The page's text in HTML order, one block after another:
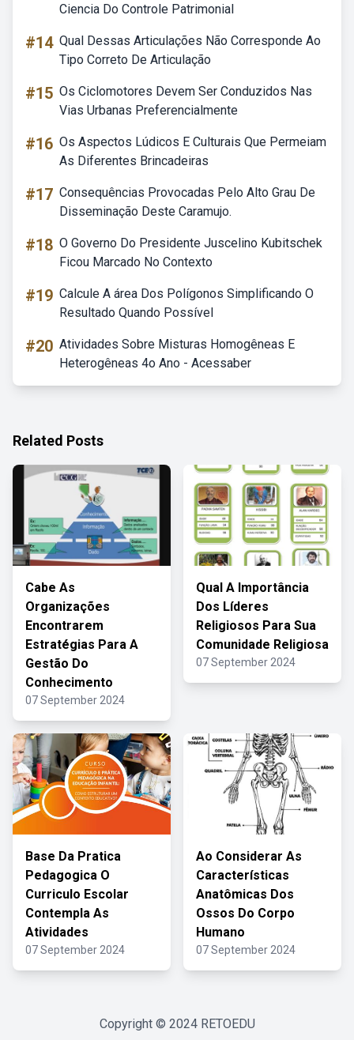
Ciencia Do Controle Patrimonial
#14 Qual Dessas Articulações Não Corresponde Ao
Tipo Correto De Articulação
#15 Os Ciclomotores Devem Ser Conduzidos Nas
Vias Urbanas Preferencialmente
#16 Os Aspectos Lúdicos E Culturais Que Permeiam
As Diferentes Brincadeiras
#17 Consequências Provocadas Pelo Alto Grau De
Disseminação Deste Caramujo.
#18 O Governo Do Presidente Juscelino Kubitschek
Ficou Marcado No Contexto
#19 Calcule A área Dos Polígonos Simplificando O
Resultado Quando Possível
#20 Atividades Sobre Misturas Homogêneas E
Heterogêneas 4o Ano - Acessaber
Related Posts
Cabe As
Organizações
Encontrarem
Estratégias Para A
Gestão Do
Conhecimento
07 September 2024
Qual A Importância
Dos Líderes
Religiosos Para Sua
Comunidade Religiosa
07 September 2024
Base Da Pratica
Pedagogica O
Curriculo Escolar
Contempla As
Atividades
07 September 2024
Ao Considerar As
Características
Anatômicas Dos
Ossos Do Corpo
Humano
07 September 2024
Copyright © 2024 RETOEDU